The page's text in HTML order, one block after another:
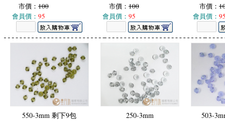
市價： 100
會員價： 95
市價： 100
會員價： 95
市價：
會員價：
550-3mm 剩下9包 250-3mm 503-